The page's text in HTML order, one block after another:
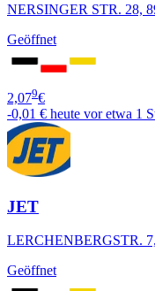
NERSINGER STR. 28,
Geöffnet
2,079€
-0,01 € heute vor etwa 1
JET
LERCHENBERGSTR.
Geöffnet